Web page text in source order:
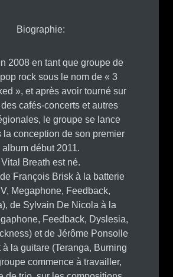
Biographie:
2008 en tant que groupe de
rock sous le nom de « 3
», et après avoir tourné sur
des cafés-concerts et autres
le groupe se lance
la conception de son premier
album début 2011.
Vital Breath est né.
François Brisk à la batterie
Megaphone, Feedback,
de Sylvain De Nicola à la
Feedback, Dyslesia,
et de Jérôme Ponsolle
à la guitare (Teranga, Burning
commence à travailler,